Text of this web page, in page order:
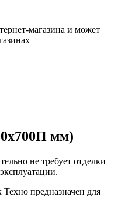
магазина и может
мм)
не требует отделки
предназначен для